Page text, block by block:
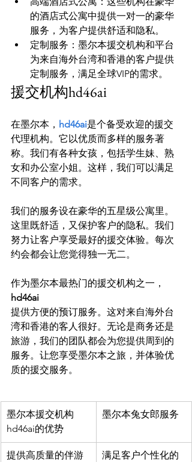
的酒店式公寓中提供一对一的豪华
服务，为客户提供舒适和隐私。
定制服务：墨尔本援交机构和平台
为来自海外台湾和香港的客户提供
定制服务，满足全球VIP的需求。
援交机构hd46ai
在墨尔本， hd46ai是个备受欢迎的援交
代理机构。它以优质而多样的服务著
称。我们有各种女孩，包括学生妹、熟
女和办公室小姐。这样，我们可以满足
不同客户的需求。
我们的服务设在豪华的五星级公寓里。
这里既舒适，又保护客户的隐私。我们
努力让客户享受最好的援交体验。每次
约会都会让您觉得独一无二。
作为墨尔本最热门的援交机构之一，
hd46ai
提供方便的预订服务。这对来自海外台
湾和香港的客人很好。无论是商务还是
旅游，我们的团队都会为您提供周到的
服务。让您享受墨尔本之旅，并体验优
墨尔本援交机构
hd46ai的优势
墨尔本兔女郎服务
提供高质量的伴游
满足客户个性化的